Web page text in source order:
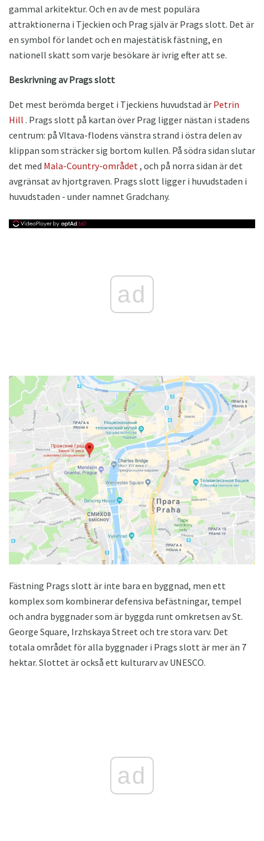
gammal arkitektur. Och en av de mest populära
attraktionerna i Tjeckien och Prag själv är Prags slott. Det är
en symbol för landet och en majestätisk fästning, en
nationell skatt som varje besökare är ivrig efter att se.
Beskrivning av Prags slott
Det mest berömda berget i Tjeckiens huvudstad är Petrin
Hill . Prags slott på kartan över Prag ligger nästan i stadens
centrum: på Vltava-flodens vänstra strand i östra delen av
klippan som sträcker sig bortom kullen. På södra sidan slutar
det med Mala-Country-området , och på norra sidan är det
avgränsat av hjortgraven. Prags slott ligger i huvudstaden i
huvudstaden - under namnet Gradchany.
ad
Fästning Prags slott är inte bara en byggnad, men ett
komplex som kombinerar defensiva befästningar, tempel
och andra byggnader som är byggda runt omkretsen av St.
George Square, Irzhskaya Street och tre stora varv. Det
totala området för alla byggnader i Prags slott är mer än 7
hektar. Slottet är också ett kulturarv av UNESCO.
ad